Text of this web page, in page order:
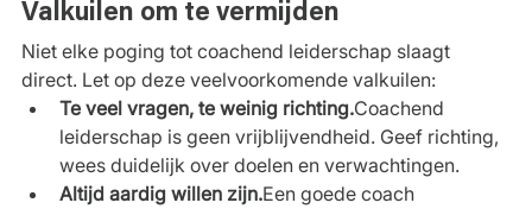
Valkuilen om te vermijden
Niet elke poging tot coachend leiderschap slaagt
direct. Let op deze veelvoorkomende valkuilen:
Te veel vragen, te weinig richting.Coachend
leiderschap is geen vrijblijvendheid. Geef richting,
wees duidelijk over doelen en verwachtingen.
Altijd aardig willen zijn.Een goede coach